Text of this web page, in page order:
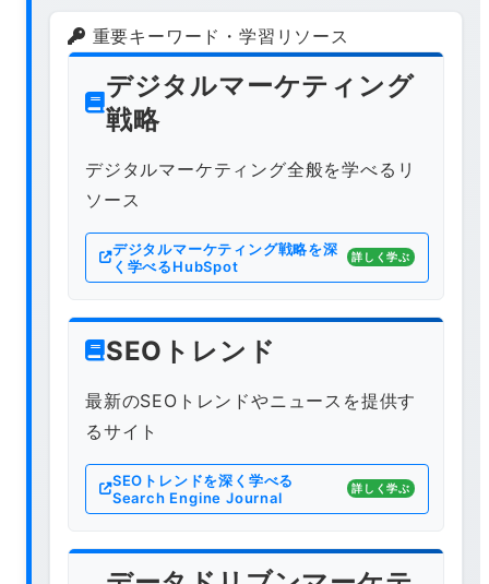
重要キーワード・学習リソース
デジタルマーケティング
戦略
デジタルマーケティング全般を学べるリ
ソース
デジタルマーケティング戦略を深
く学べるHubSpot
詳しく学ぶ
SEOトレンド
最新のSEOトレンドやニュースを提供す
るサイト
SEOトレンドを深く学べる
Search Engine Journal
詳しく学ぶ